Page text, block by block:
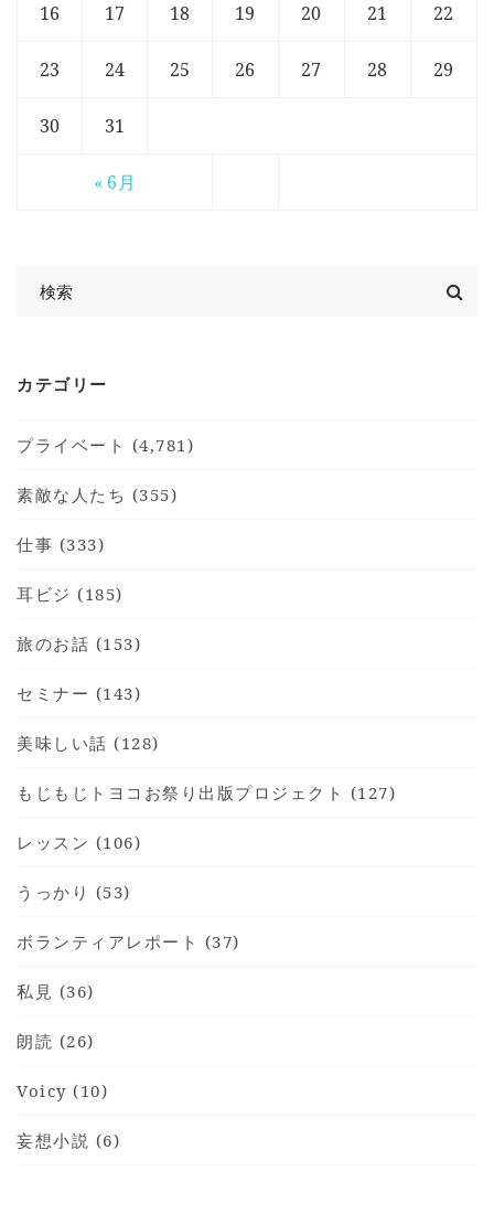
« 6月
16 17 18 19 20 21 22
23 24 25 26 27 28 29
30 31
カテゴリー
プライベート (4,781)
素敵な人たち (355)
仕事 (333)
耳ビジ (185)
旅のお話 (153)
セミナー (143)
美味しい話 (128)
もじもじトヨコお祭り出版プロジェクト (127)
レッスン (106)
うっかり (53)
ボランティアレポート (37)
私見 (36)
朗読 (26)
Voicy (10)
妄想小説 (6)